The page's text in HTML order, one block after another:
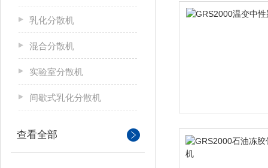
乳化分散机
混合分散机
实验室分散机
间歇式乳化分散机
查看全部